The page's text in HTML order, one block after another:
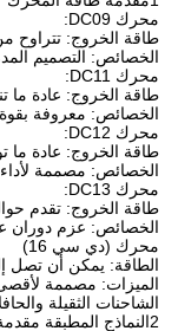
محرك DC09:
طاقة الخروج: تتراوح من 220 إلى 280
الخصائص: التصميم
محرك DC11:
طاقة الخروج: عادة ما تنتج 280 إلى 360
الخصائص: معروفة بقوة
محرك DC12:
طاقة الخروج: عادة ما توفر 360 إلى 450
الخصائص: مصممة لأداء
محرك DC13:
طاقة الخروج: تقدم حوالي 450 إلى 500
الخصائص: عزم دوران
محرك (دي سي 16)
الطاقة: يمكن أن تصل إلى 600
الميزات: مصممة لأقصى
الشاحنات الثقيلة
2النماذج المطبقة مقدمة